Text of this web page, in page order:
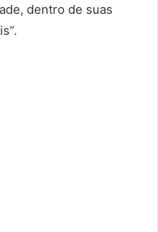
dentro de suas